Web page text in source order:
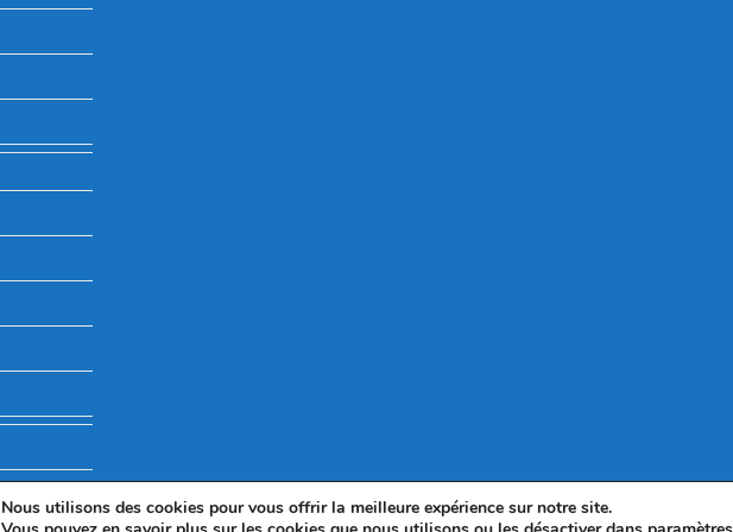
Nous utilisons des cookies pour vous offrir la meilleure expérience sur notre site.